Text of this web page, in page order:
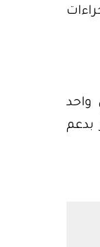
واحد
بدعم